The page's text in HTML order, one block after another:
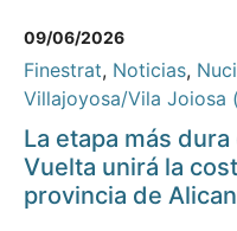
09/06/2026
Finestrat, Noticias,
Villajoyosa/Vila Joiosa
La etapa más
Vuelta unirá la
provincia de